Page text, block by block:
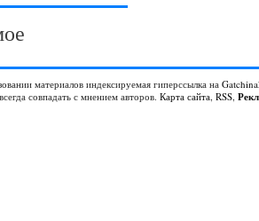
материалов индексируемая гиперссылка на
совпадать с мнением авторов. Карта сайта, RSS,